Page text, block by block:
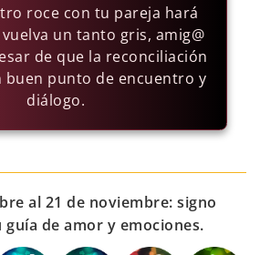
roce con tu pareja hará
un tanto gris, amig@
de que la reconciliación
buen punto de encuentro y
diálogo.
al 21 de noviembre: signo
guía de amor y emociones.